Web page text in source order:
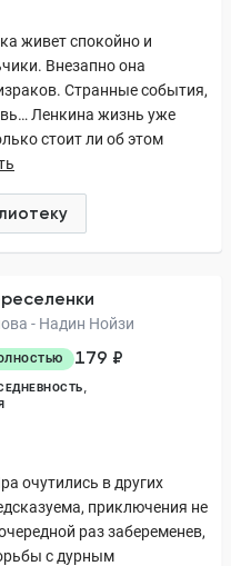
живет спокойно и
Внезапно она
Странные события,
Ленкина жизнь уже
стоит ли об этом
- Надин Нойзи
179 ₽
очутились в других
приключения не
раз забеременев,
с дурным